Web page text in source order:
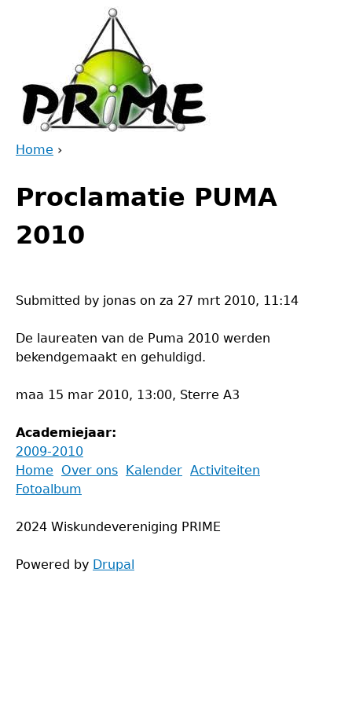
are
here
Home ›
to
top
Proclamatie PUMA
2010
Submitted by jonas on za 27 mrt 2010, 11:14
De laureaten van de Puma 2010 werden
bekendgemaakt en gehuldigd.
maa 15 mar 2010, 13:00, Sterre A3
Academiejaar:
2009-2010
Back
to
Main
menu
Home Over ons Kalender Activiteiten
Fotoalbum
2024 Wiskundevereniging PRIME
Powered by Drupal